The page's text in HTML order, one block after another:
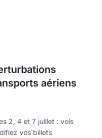
aériens
2, 4 et 7 juillet : vols
vos billets